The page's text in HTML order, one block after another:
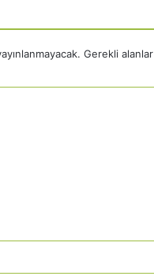
Gerekli alanlar